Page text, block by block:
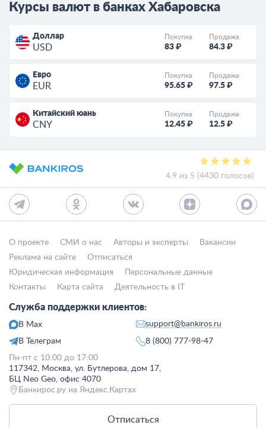
Курсы валют в банках Хабаровска
Доллар
USD
Покупка
83 ₽
Продажа
84.3 ₽
Евро
EUR
Покупка
95.65 ₽
Продажа
97.5 ₽
Китайский юань
CNY
Покупка
12.45 ₽
Продажа
12.5 ₽
4.9 из 5 (4430 голосов)
О проекте СМИ о нас Авторы и эксперты
Вакансии
Реклама на сайте
Отписаться
Юридическая информация
Персональные данные
Контакты
Карта сайта Деятельность в IT
Служба поддержки клиентов:
В Max
В Телеграм
support@bankiros.ru
8 (800) 777-98-47
Пн-пт с 10:00 до 17:00
117342, Москва, ул. Бутлерова, дом 17,
БЦ Neo Geo, офис 4070
Банкирос.ру на Яндекс.Картах
Отписаться